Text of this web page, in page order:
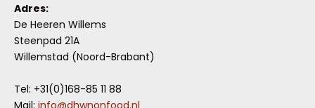
Adres:
De Heeren Willems
Steenpad 21A
Willemstad (Noord-Brabant)
Tel: +31(0)168-85 11 88
Mail: info@dhwnonfood.nl